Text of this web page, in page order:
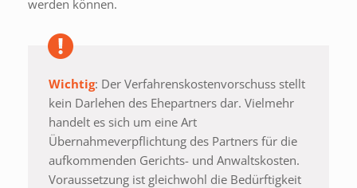
werden können.
Wichtig: Der Verfahrenskostenvorschuss stellt
kein Darlehen des Ehepartners dar. Vielmehr
handelt es sich um eine Art
Übernahmeverpflichtung des Partners für die
aufkommenden Gerichts- und Anwaltskosten.
Voraussetzung ist gleichwohl die Bedürftigkeit